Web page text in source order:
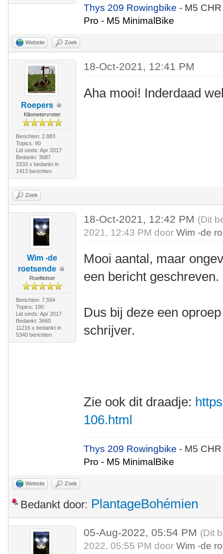
Thys 209 Rowingbike- M5
Pro - M5 MinimalBike
Website Zoek
Roepers
Kilometervreter
Berichten: 2.883
Topics: 90
Lid sinds: Apr 2017
Bedankt: 3087
3333 x bedankt in
1413 berichten
18-Oct-2021, 12:41 PM
Aha mooi! Inderdaad
Zoek
Wim -de
roetsende
Roeifietser
Berichten: 7.594
Topics: 190
Lid sinds: Apr 2017
Bedankt: 3660
11216 x bedankt in
5340 berichten
18-Oct-2021, 12:42 PM (Dit
2021, 12:43 PM doorWim -de
Mooi aantal, maar
een bericht geschreven.
Dus bij deze een
schrijver.
Zie ook dit draadje:
106.html
Thys 209 Rowingbike- M5
Pro - M5 MinimalBike
Website Zoek
Bedankt door: PlantageBohémien
05-Aug-2022, 05:54 PM (Dit
2022, 05:55 PM doorWim -de